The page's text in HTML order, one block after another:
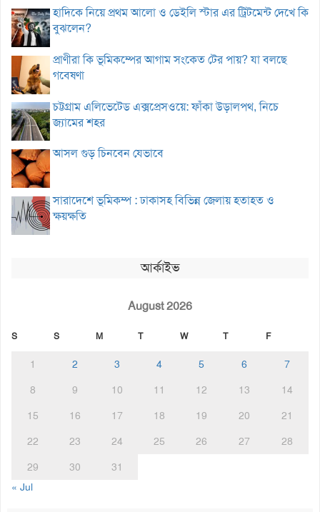
হাদিকে নিয়ে প্রথম আলো ও ডেইলি স্টার এর ট্রিটমেন্ট দেখে কি
বুঝলেন?
প্রাণীরা কি ভূমিকম্পের আগাম সংকেত টের পায়? যা বলছে
গবেষণা
চট্টগ্রাম এলিভেটেড এক্সপ্রেসওয়ে: ফাঁকা উড়ালপথ, নিচে
জ্যামের শহর
আসল গুড় চিনবেন যেভাবে
সারাদেশে ভূমিকম্প : ঢাকাসহ বিভিন্ন জেলায় হতাহত ও
ক্ষয়ক্ষতি
আর্কাইভ
August 2026
S S M T W T F
1 2 3 4 5 6
7
8
9 10 11 12 13
14
15
16 17 18 19 20
21
22
23 24 25 26 27
28
29
30
31
« Jul